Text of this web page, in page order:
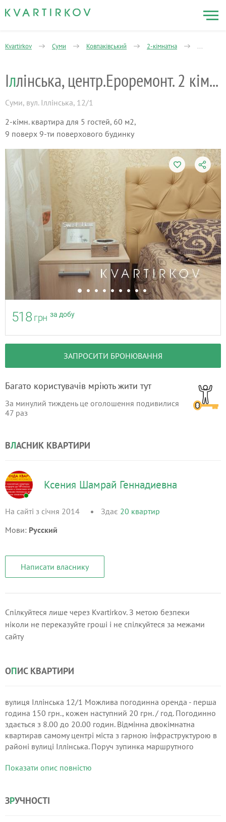
Kvartirkov Суми Ковпаківський 2-кімнатна
Іл лінська, центр.Ероремонт. 2 кімнати
Суми, вул. Іллінська, 12/1
2-кімн. квартира для 5 гостей, 60 м2,
9 поверх 9-ти поверхового будинку
518 грн за добу
ЗАПРОСИТИ БРОНЮВАННЯ
Багато користувачів мріють жити тут
За минулий тиждень це оголошення подивилися
47 раз
ВЛАСНИК КВАРТИРИ
Ксения Шамрай Геннадиевна
На сайті з січня 2014 Здає 20 квартир
Мови: Русский
Написати власнику
Спілкуйтеся лише через Kvartirkov. З метою безпеки
ніколи не переказуйте гроші і не спілкуйтеся за межами
сайту
ОПИС КВАРТИРИ
вулиця Іллінська 12/1 Можлива погодинна оренда - перша
година 150 грн., кожен наступний 20 грн. / год. Погодинно
здається з 8.00 до 20.00 годин. Відмінна двокімнатна
квартирав самому центрі міста з гарною інфраструктурою в
районі вулиці Іллінська. Поруч зупинка маршрутного
Показати опис повністю
ЗРУЧНОСТІ